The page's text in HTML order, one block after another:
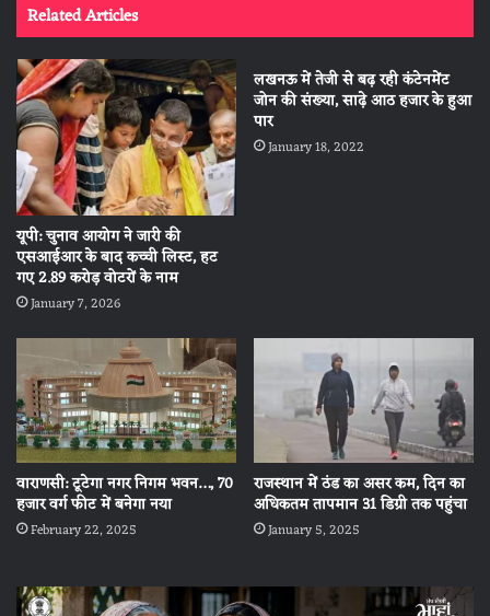
Related Articles
यूपी: चुनाव आयोग ने जारी की
एसआईआर के बाद कच्ची लिस्ट, हट
गए 2.89 करोड़ वोटरों के नाम
January 7, 2026
लखनऊ में तेजी से बढ़ रही कंटेनमेंट
जोन की संख्या, साढ़े आठ हजार के हुआ
पार
January 18, 2022
वाराणसी: टूटेगा नगर निगम भवन…, 70
हजार वर्ग फीट में बनेगा नया
February 22, 2025
राजस्थान में ठंड का असर कम, दिन का
अधिकतम तापमान 31 डिग्री तक पहुंचा
January 5, 2025